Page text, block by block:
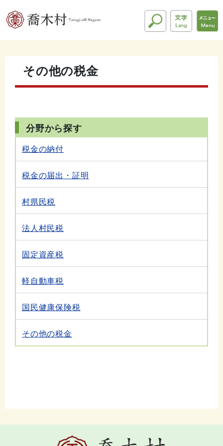
その他の税金
分野から探す
税金の納付
税金の届出・証明
村県民税
法人村民税
固定資産税
軽自動車税
国民健康保険税
その他の税金